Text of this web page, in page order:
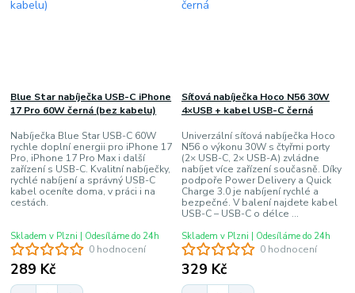
0 hodnocení
Blue Star nabíječka USB-C iPhone
17 Pro 60W černá (bez kabelu)
Nabíječka Blue Star USB-C 60W
rychle doplní energii pro iPhone 17
Pro, iPhone 17 Pro Max i další
zařízení s USB-C. Kvalitní nabíječky,
rychlé nabíjení a správný USB-C
kabel oceníte doma, v práci i na
cestách.
289 Kč
Skladem v Plzni | Odesíláme do 24h
0 hodnocení
Síťová nabíječka Hoco N56 30W
4×USB + kabel USB-C černá
Univerzální síťová nabíječka Hoco
N56 o výkonu 30W s čtyřmi porty
(2× USB-C, 2× USB-A) zvládne
nabíjet více zařízení současně. Díky
podpoře Power Delivery a Quick
Charge 3.0 je nabíjení rychlé a
bezpečné. V balení najdete kabel
USB-C – USB-C o délce ...
329 Kč
Skladem v Plzni | Odesíláme do 24h